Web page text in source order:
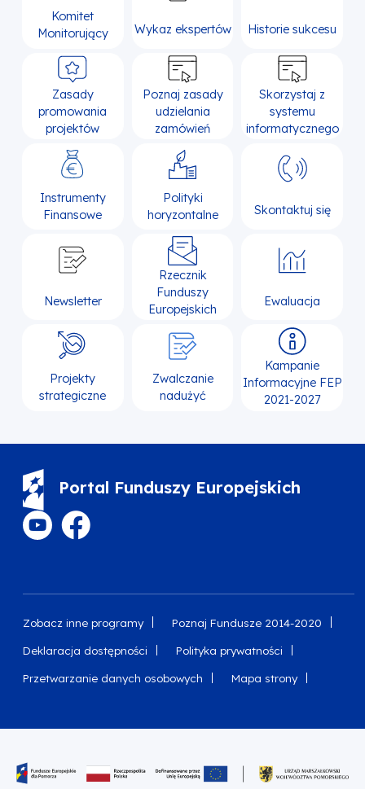
Komitet
Monitorujący
Wykaz ekspertów Historie sukcesu
Zasady
promowania
projektów
Poznaj zasady
udzielania
zamówień
Skorzystaj z
systemu
informatycznego
Instrumenty
Finansowe
Polityki
horyzontalne
Skontaktuj się
Newsletter
Rzecznik
Funduszy
Europejskich
Ewaluacja
Projekty
strategiczne
Zwalczanie
nadużyć
Kampanie
Informacyjne FEP
2021-2027
Portal Funduszy Europejskich
Zobacz inne programy Poznaj Fundusze 2014-2020
Deklaracja dostępności Polityka prywatności
Przetwarzanie danych osobowych Mapa strony